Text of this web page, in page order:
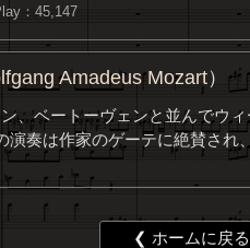
：45,147
Amadeus Mozart）
、ベートーヴェンと並んでウ
演奏は作家のゲーテに絶賛さ
❮ ホームに戻る